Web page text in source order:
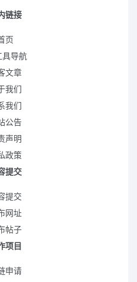
链接
页
具导航
文章
我们
我们
公告
声明
政策
提交
提交
网址
帖子
项目
申请